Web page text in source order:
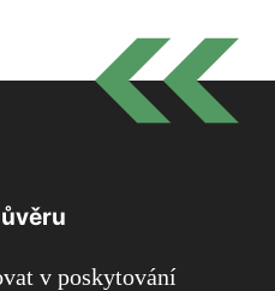
v poskytování